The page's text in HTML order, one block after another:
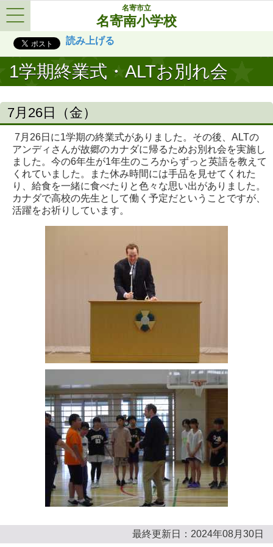
名寄市立
名寄南小学校
Menu 読み上げる
1学期終業式・ALTお別れ会
7月26日（金）
7月26日に1学期の終業式がありました。その後、ALTの
アンディさんが故郷のカナダに帰るためお別れ会を実施し
ました。今の6年生が1年生のころからずっと英語を教えて
くれていました。また休み時間には手品を見せてくれた
り、給食を一緒に食べたりと色々な思い出がありました。
カナダで高校の先生として働く予定だということですが、
活躍をお祈りしています。
最終更新日：2024年08月30日